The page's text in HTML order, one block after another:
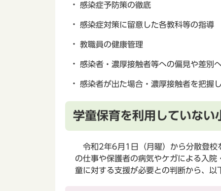
感染症予防策の徹底
感染症対策に留意した各教科等の指導
教職員の健康管理
感染者・濃厚接触者等への偏見や差別
感染者が出た場合・濃厚接触者を把握
学童保育を利用していな
令和2年6月1日（月曜）から分散登校
の仕事や保護者の病気やケガによる入
童に対する支援が必要との判断から、